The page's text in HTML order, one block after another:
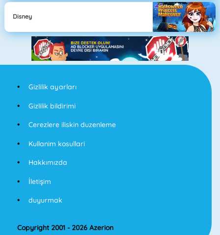
Disney
Gizlilik ayarları
Gizlilik bildirimi
Cerezlere iliskin duzenleme
Kullanim kosullari
Hakkımızda
İletişim
duyurmak
Copyright 2001 - 2026 Azerion